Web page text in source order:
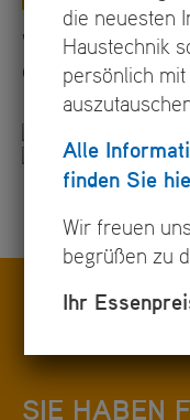
die neuesten
Haustechnik
persönlich
Alle
finden Sie
Wir freuen
begrüßen zu
Ihr
Wir beraten Sie
einzelnen
SIE HABEN